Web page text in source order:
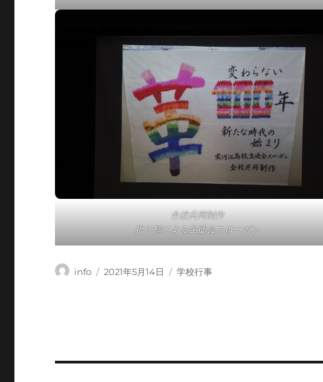
全校共同制作
折り鶴による生徒会スローガン
投
info
投
2021年5月14日
カ
学校行事